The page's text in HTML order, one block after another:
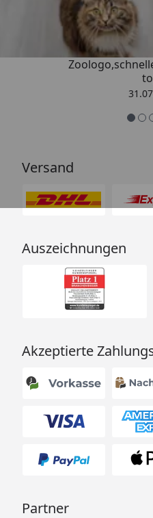
„Gute
Versand
Auszeichnungen
Akzeptierte
Partner